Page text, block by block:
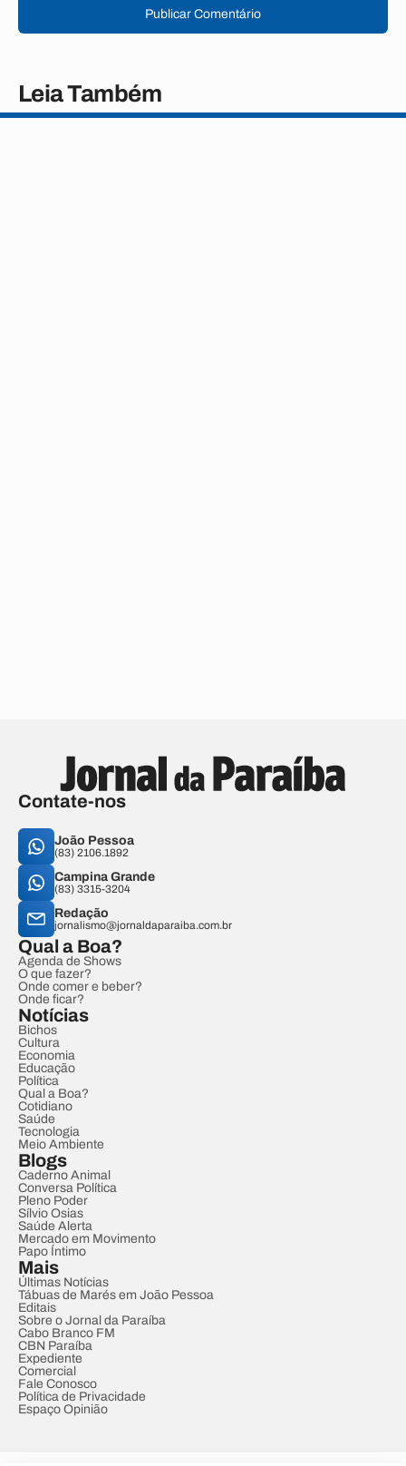
Publicar Comentário
Leia Também
Contate-nos
João Pessoa
(83) 2106.1892
Campina Grande
(83) 3315-3204
Redação
jornalismo@jornaldaparaiba.com.br
Qual a Boa?
Agenda de Shows
O que fazer?
Onde comer e beber?
Onde ficar?
Notícias
Bichos
Cultura
Economia
Educação
Política
Qual a Boa?
Cotidiano
Saúde
Tecnologia
Meio Ambiente
Blogs
Caderno Animal
Conversa Política
Pleno Poder
Sílvio Osias
Saúde Alerta
Mercado em Movimento
Papo Íntimo
Mais
Últimas Notícias
Tábuas de Marés em João Pessoa
Editais
Sobre o Jornal da Paraíba
Cabo Branco FM
CBN Paraíba
Expediente
Comercial
Fale Conosco
Política de Privacidade
Espaço Opinião